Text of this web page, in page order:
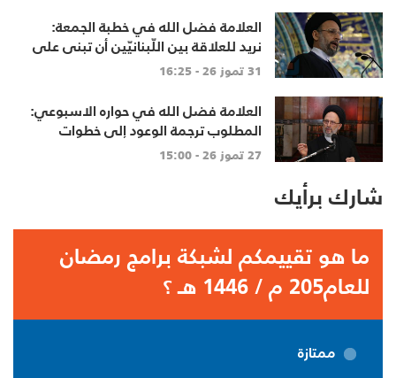
العلامة فضل الله في خطبة الجمعة:
نريد للعلاقة بين اللّبنانيّين أن تبنى على
الاحترام المتبادل، والانتماء الوطنيّ
الجامع
31 تموز 26 - 16:25
العلامة فضل الله في حواره الاسبوعي:
المطلوب ترجمة الوعود إلى خطوات
تنهي الاحتلال وتعيد الأهالي وتطلق
الاعمار
27 تموز 26 - 15:00
شارك برأيك
ما هو تقييمكم لشبكة برامج رمضان
للعام205 م / 1446 هـ ؟
ممتازة